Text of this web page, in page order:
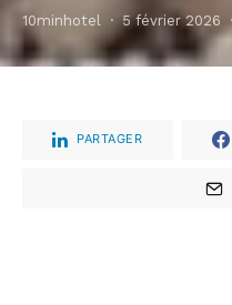
10minhotel 5 février 2026
PARTAGER